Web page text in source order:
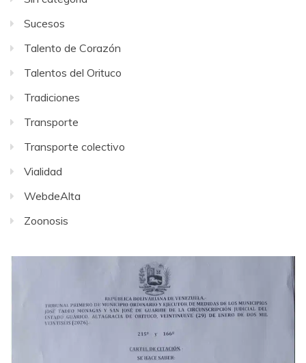
Sucesos
Talento de Corazón
Talentos del Orituco
Tradiciones
Transporte
Transporte colectivo
Vialidad
WebdeAlta
Zoonosis